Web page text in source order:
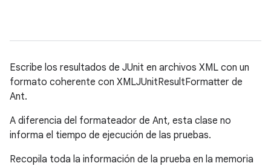
Escribe los resultados de JUnit en archivos XML con un
formato coherente con XMLJUnitResultFormatter de
Ant.
A diferencia del formateador de Ant, esta clase no
informa el tiempo de ejecución de las pruebas.
Recopila toda la información de la prueba en la memoria